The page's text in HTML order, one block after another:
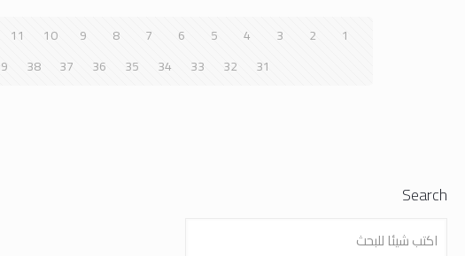
1
2
3
4
5
6
7
8
9
10
11
31
32
33
34
35
36
37
38
Search